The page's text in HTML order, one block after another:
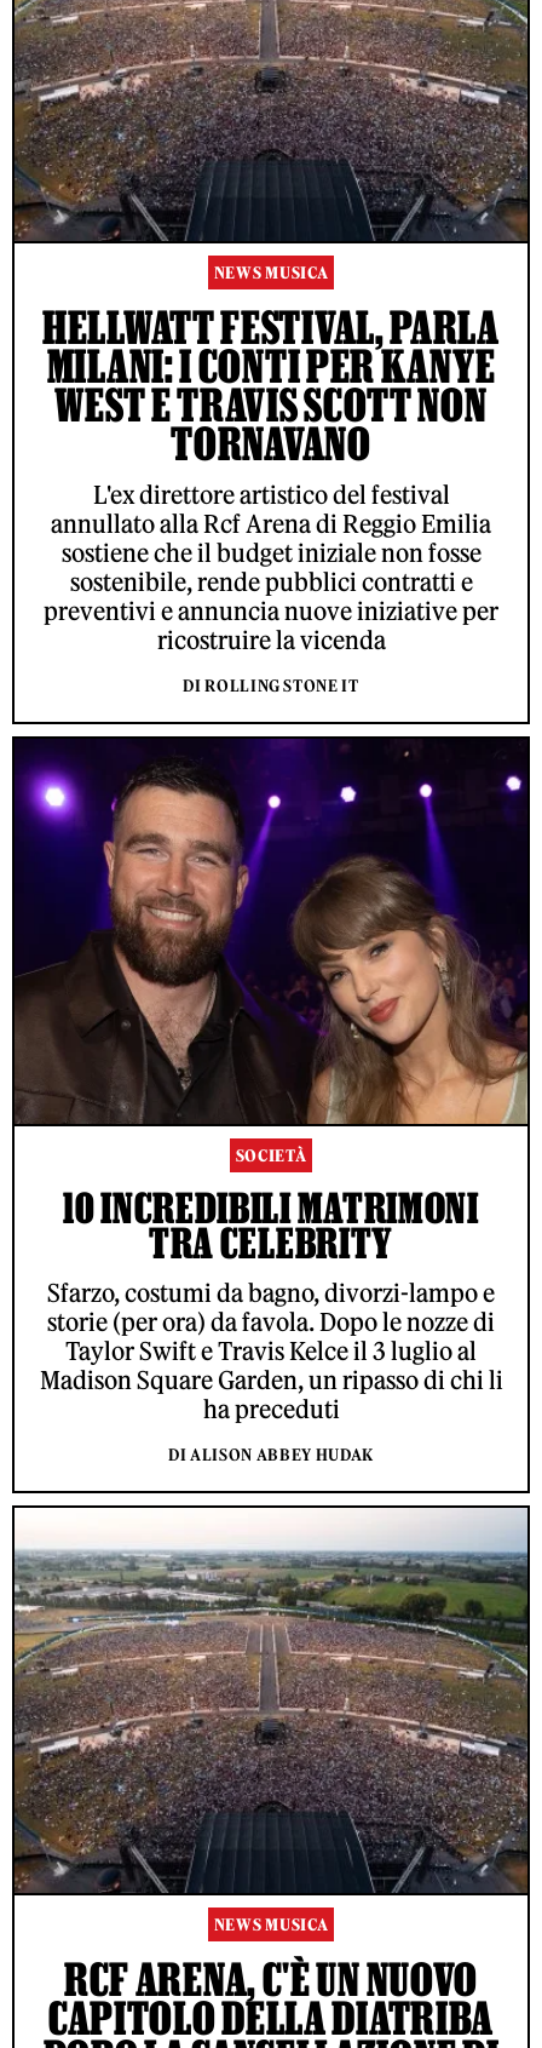
NEWS MUSICA
HELLWATT FESTIVAL, PARLA
MILANI: I CONTI PER KANYE
WEST E TRAVIS SCOTT NON
TORNAVANO
L'ex direttore artistico del festival
annullato alla Rcf Arena di Reggio Emilia
sostiene che il budget iniziale non fosse
sostenibile, rende pubblici contratti e
preventivi e annuncia nuove iniziative per
ricostruire la vicenda
DI ROLLING STONE IT
SOCIETÀ
10 INCREDIBILI MATRIMONI
TRA CELEBRITY
Sfarzo, costumi da bagno, divorzi-lampo e
storie (per ora) da favola. Dopo le nozze di
Taylor Swift e Travis Kelce il 3 luglio al
Madison Square Garden, un ripasso di chi li
ha preceduti
DI ALISON ABBEY HUDAK
NEWS MUSICA
RCF ARENA, C'È UN NUOVO
CAPITOLO DELLA DIATRIBA